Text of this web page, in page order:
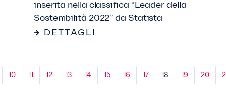
inserita nella classifica “Leader della
Sostenibilità 2022” da Statista
DETTAGLI
10 11 12 13 14 15 16 17 18 19 20